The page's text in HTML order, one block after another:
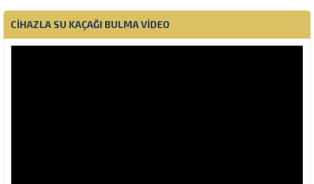
CIHAZLA SU KAÇAĞI BULMA VIDEO